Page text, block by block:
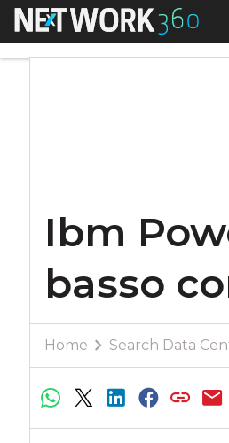
Menu
Ibm
basso
Home Search Data